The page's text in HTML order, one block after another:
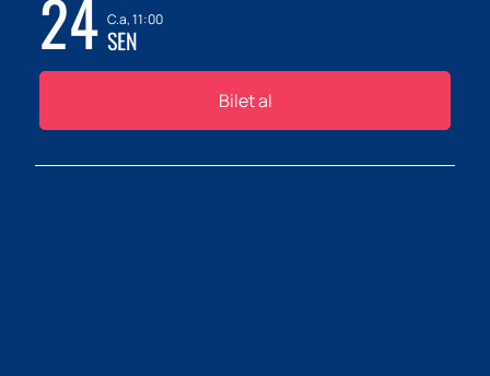
24 C.a, 11:00
SEN
Bilet al